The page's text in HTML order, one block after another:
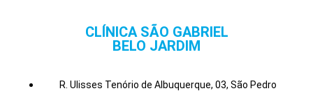
CLÍNICA SÃO GABRIEL
BELO JARDIM
R. Ulisses Tenório de Albuquerque, 03, São Pedro